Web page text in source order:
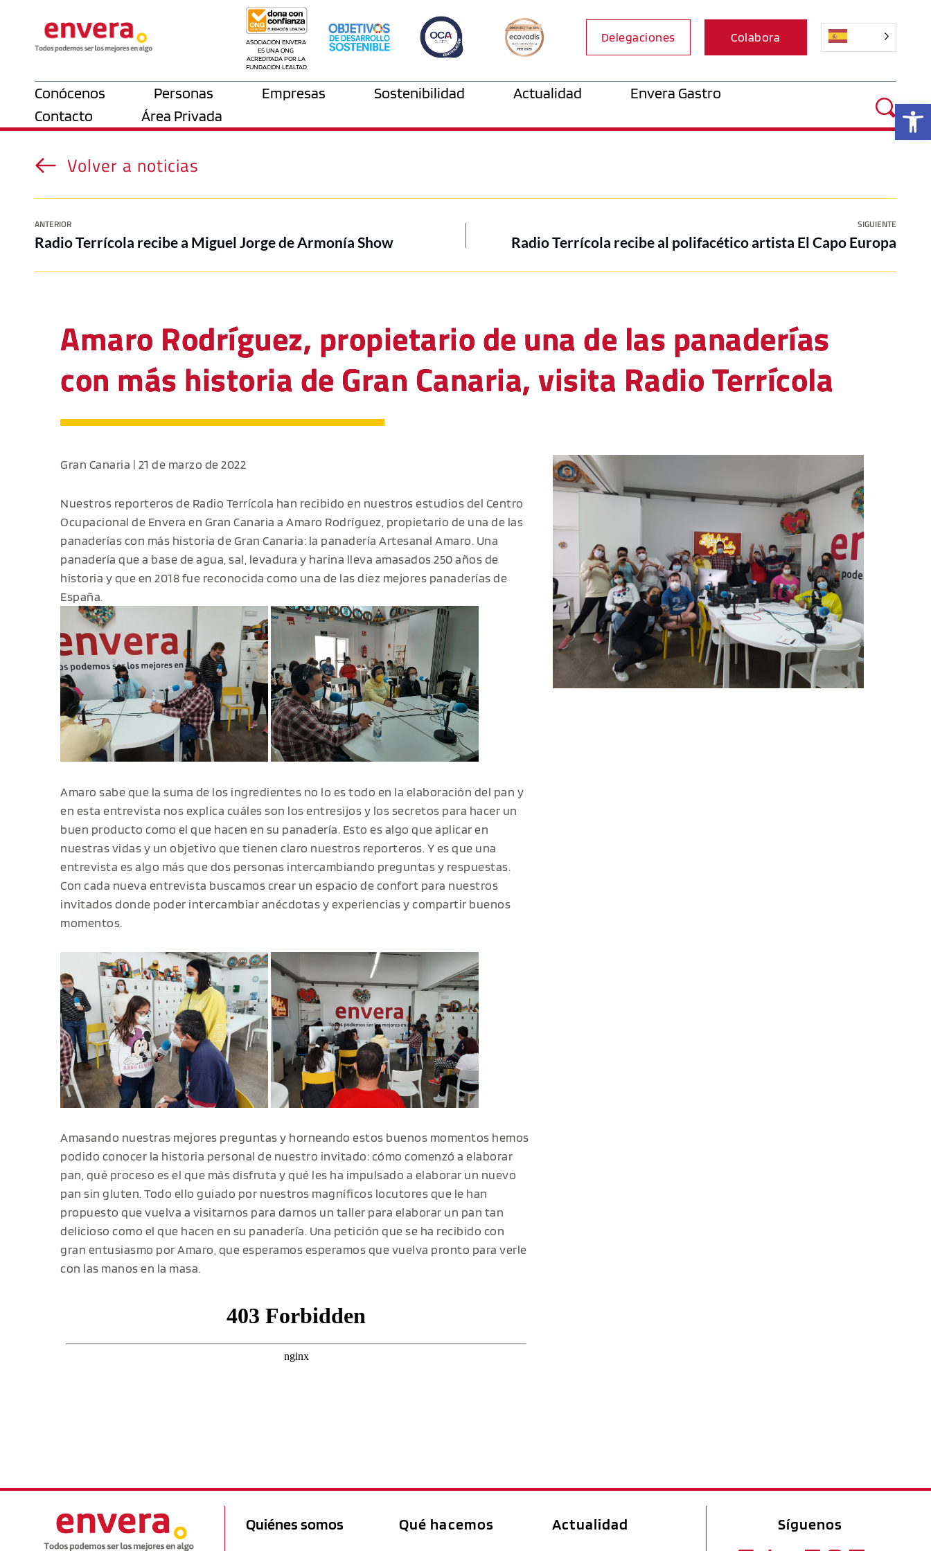
ASOCIACIÓN ENVERA
ES UNA ONG
ACREDITADA POR LA
FUNDACIÓN LEALTAD
Delegaciones Colabora
Conócenos Personas Empresas Sostenibilidad Actualidad
Envera Gastro
Contacto
Área Privada
Volver a noticias
ANTERIOR SIGUIENTE
Radio Terrícola recibe a Miguel Jorge de Armonía Show Radio Terrícola recibe al polifacético artista El Capo Europa
Amaro Rodríguez, propietario de una de las panaderías
con más historia de Gran Canaria, visita Radio Terrícola
Gran Canaria | 21 de marzo de 2022
Nuestros reporteros de Radio Terrícola han recibido en nuestros estudios del Centro
Ocupacional de Envera en Gran Canaria a Amaro Rodríguez, propietario de una de las
panaderías con más historia de Gran Canaria: la panadería Artesanal Amaro. Una
panadería que a base de agua, sal, levadura y harina lleva amasados 250 años de
historia y que en 2018 fue reconocida como una de las diez mejores panaderías de
España.
Amaro sabe que la suma de los ingredientes no lo es todo en la elaboración del pan y
en esta entrevista nos explica cuáles son los entresijos y los secretos para hacer un
buen producto como el que hacen en su panadería. Esto es algo que aplicar en
nuestras vidas y un objetivo que tienen claro nuestros reporteros. Y es que una
entrevista es algo más que dos personas intercambiando preguntas y respuestas.
Con cada nueva entrevista buscamos crear un espacio de confort para nuestros
invitados donde poder intercambiar anécdotas y experiencias y compartir buenos
momentos.
Amasando nuestras mejores preguntas y horneando estos buenos momentos hemos
podido conocer la historia personal de nuestro invitado: cómo comenzó a elaborar
pan, qué proceso es el que más disfruta y qué les ha impulsado a elaborar un nuevo
pan sin gluten. Todo ello guiado por nuestros magníficos locutores que le han
propuesto que vuelva a visitarnos para darnos un taller para elaborar un pan tan
delicioso como el que hacen en su panadería. Una petición que se ha recibido con
gran entusiasmo por Amaro, que esperamos esperamos que vuelva pronto para verle
con las manos en la masa.
Quiénes somos Qué hacemos Actualidad Síguenos